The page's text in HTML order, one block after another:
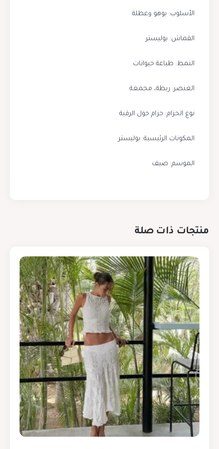
الأسلوب: بوهو وعطلة
القماش: بوليستر
النمط: طباعة حيوانات
العنصر: ربطة، مجمعة
نوع الحزام: حزام حول الرقبة
المكونات الرئيسية: بوليستر
الموسم: صيف
منتجات ذات صلة